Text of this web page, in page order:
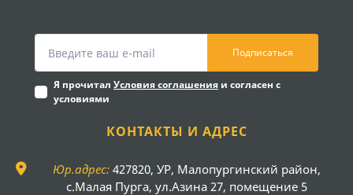
Подписаться
Я прочитал Условия соглашения и согласен с
условиями
КОНТАКТЫ И АДРЕС
Юр.адрес: 427820, УР, Малопургинский район,
с.Малая Пурга, ул.Азина 27, помещение 5